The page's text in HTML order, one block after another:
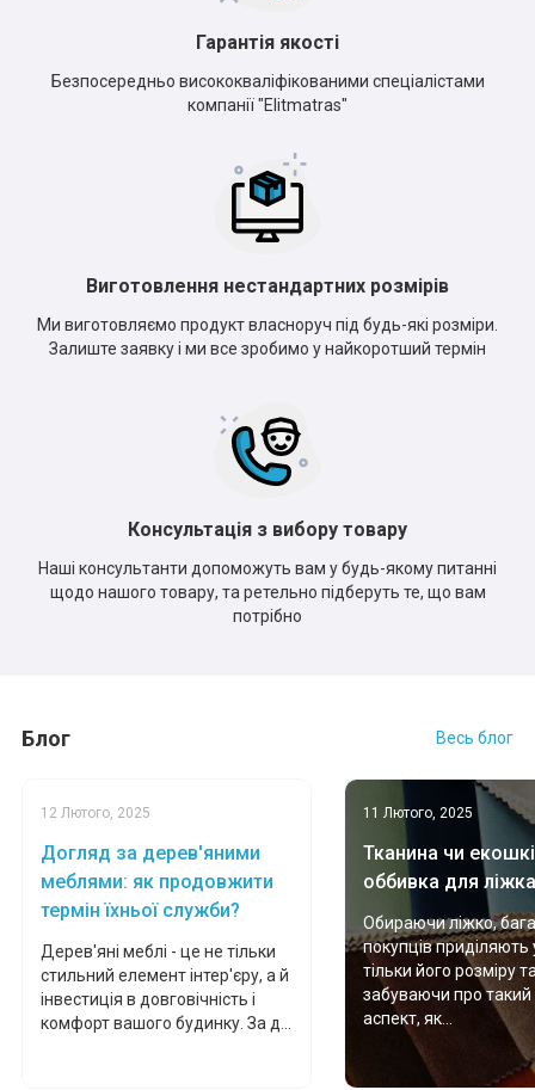
Гарантія якості
Безпосередньо висококваліфікованими спеціалістами
компанії "Elitmatras"
Виготовлення нестандартних розмірів
Ми виготовляємо продукт власноруч під будь-які розміри.
Залиште заявку і ми все зробимо у найкоротший термін
Консультація з вибору товару
Наші консультанти допоможуть вам у будь-якому питанні
щодо нашого товару, та ретельно підберуть те, що вам
потрібно
Блог Весь блог
12 Лютого, 2025
Догляд за дерев'яними
меблями: як продовжити
термін їхньої служби?
Дерев'яні меблі - це не тільки
стильний елемент інтер'єру, а й
інвестиція в довговічність і
комфорт вашого будинку. За д...
11 Лютого, 2025
Тканина чи
оббивка для
Обираючи ліжко,
покупців приділяють
тільки його розміру
забуваючи про
аспект, як...